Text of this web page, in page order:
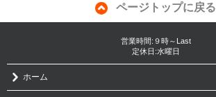
ページトップに戻る
営業時間:９時～Last
定休日:水曜日
ホーム